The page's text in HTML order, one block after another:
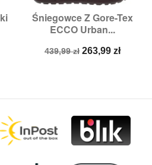
Śniegowce Z Gore-Tex
ECCO Urban...
Cena
439,99 zł Cena
263,99 zł